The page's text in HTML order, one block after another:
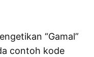
“Gamal”
contoh kode